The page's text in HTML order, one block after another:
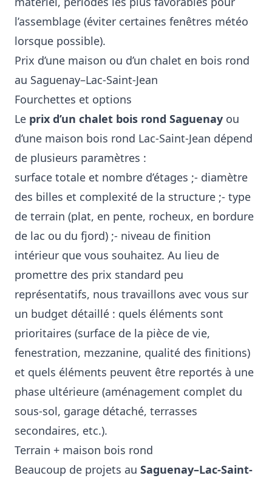
l’assemblage (éviter certaines fenêtres météo
lorsque possible).
Prix d’une maison ou d’un chalet en bois rond
au Saguenay–Lac-Saint-Jean
Fourchettes et options
Le prix d’un chalet bois rond Saguenay ou
d’une maison bois rond Lac-Saint-Jean dépend
de plusieurs paramètres :
surface totale et nombre d’étages ;- diamètre
des billes et complexité de la structure ;- type
de terrain (plat, en pente, rocheux, en bordure
de lac ou du fjord) ;- niveau de finition
intérieur que vous souhaitez. Au lieu de
promettre des prix standard peu
représentatifs, nous travaillons avec vous sur
un budget détaillé : quels éléments sont
prioritaires (surface de la pièce de vie,
fenestration, mezzanine, qualité des finitions)
et quels éléments peuvent être reportés à une
phase ultérieure (aménagement complet du
sous-sol, garage détaché, terrasses
secondaires, etc.).
Terrain + maison bois rond
Beaucoup de projets au Saguenay–Lac-Saint-